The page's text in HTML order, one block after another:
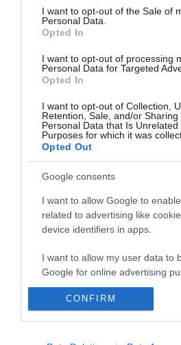
consent section.
I want to opt-out of the Sale of
Personal Data.
Opted In
I want to opt-out of processing
Personal Data for Targeted
Opted In
I want to opt-out of Collection,
Retention, Sale, and/or Sharing
Personal Data that Is Unrelated
Purposes for which it was
Opted Out
Google consents
I want to allow Google to
related to advertising like
device identifiers in apps.
I want to allow my user data to
Google for online advertising
I want to allow Google to send
personalized advertising.
CONFIRM